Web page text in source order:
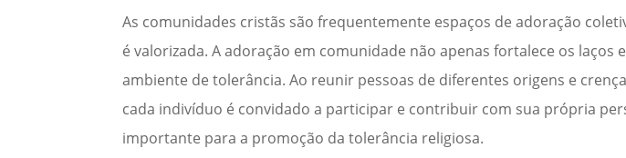
As comunidades cristãs são frequentemente espaços de adoração
é valorizada. A adoração em comunidade não apenas fortalece os
ambiente de tolerância. Ao reunir pessoas de diferentes origens e
cada indivíduo é convidado a participar e contribuir com sua própria
importante para a promoção da tolerância religiosa.